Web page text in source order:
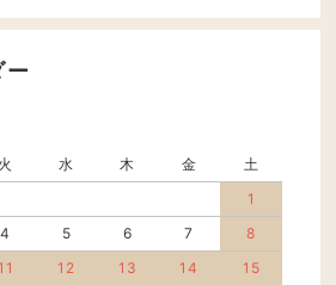
火 水 木 金
土
1
4 5 6 7
8
12 13 14
15